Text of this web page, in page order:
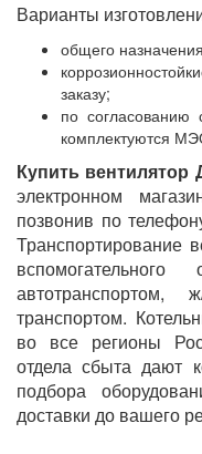
Варианты
общего
заказу;
по согласованию
комплектуются
Купить вентилятор
электронном
позвонив по
Транспортирование
вспомогательного
транспортом.
во все регионы
отдела сбыта дают
подбора
доставки до вашего